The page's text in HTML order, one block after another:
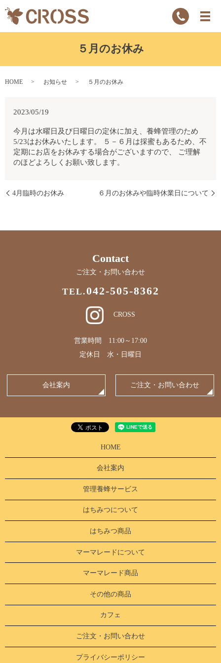
５月のお休み
HOME お知らせ ５月のお休み
2023/05/19
今月は水曜日及び日曜日の定休に加え、養蜂管理のため
5/23はお休みいたします。 ５－６月は採蜜もあるため、不
定期にお店をお休みする場合がございますので、 ご理解
のほどよろしくお願い致します。
4月臨時のお休み ６月のお休みや臨時休業日について
Contact
ご注文・お問い合わせ
TEL.042-505-8362
CROSS
営業時間 11:00～17:00
定休日 水・日曜日
会社案内 ご注文・お問い合わせ
HOME
会社案内
管理養蜂サービス
はちみつについて
はちみつ商品
マーマレードについて
マーマレード商品
その他の商品
カフェ
ご注文・お問い合わせ
プライバシーポリシー